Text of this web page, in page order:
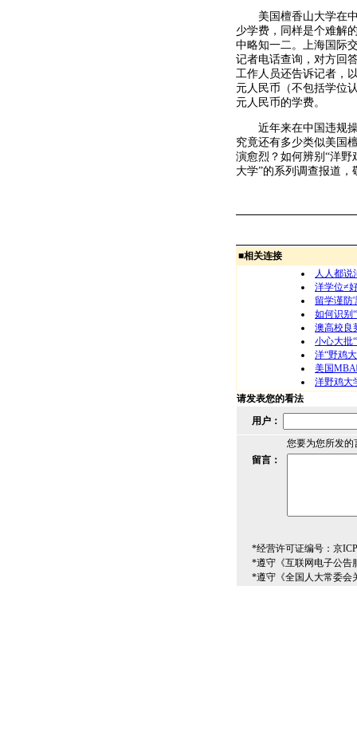
美国檀香山大学在中
少学费，同样是个难解
中略知一二。上海国际
记者电话查询，对方回
工作人员还告诉记者，
元人民币（不包括学位
元人民币的学费。
近年来在中国违规操
究竟还有多少类似美国
演愈烈？如何辨别“洋
大学”的系列调查报道
■相关连接
人人都说
洋学位≠
留学谨防
如何识别
澳高校良
小心大批
洋“野鸡
美国MBA
洋野鸡大
请发表您的看法
用户：
您要为您所发的
留言：
*经营许可证编号：京
*遵守《互联网电子公告
*遵守《全国人大常委会